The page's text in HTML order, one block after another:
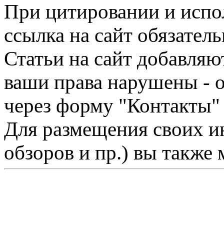
При цитировании и
ссылка на сайт
Статьи на сайт
ваши права нарушены -
через форму "Контакты"
Для размещения своих
обзоров и пр.) вы также